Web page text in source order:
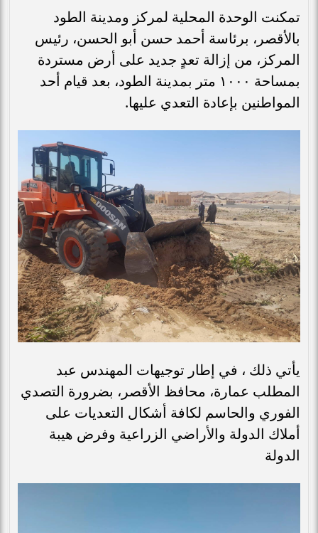
تمكنت الوحدة المحلية لمركز ومدينة الطود
بالأقصر، برئاسة أحمد حسن أبو الحسن، رئيس
المركز، من إزالة تعدٍ جديد على أرض مستردة
بمساحة ١٠٠٠ متر بمدينة الطود، بعد قيام أحد
المواطنين بإعادة التعدي عليها.
يأتي ذلك ، في إطار توجيهات المهندس عبد
المطلب عمارة، محافظ الأقصر، بضرورة التصدي
الفوري والحاسم لكافة أشكال التعديات على
أملاك الدولة والأراضي الزراعية وفرض هيبة
الدولة